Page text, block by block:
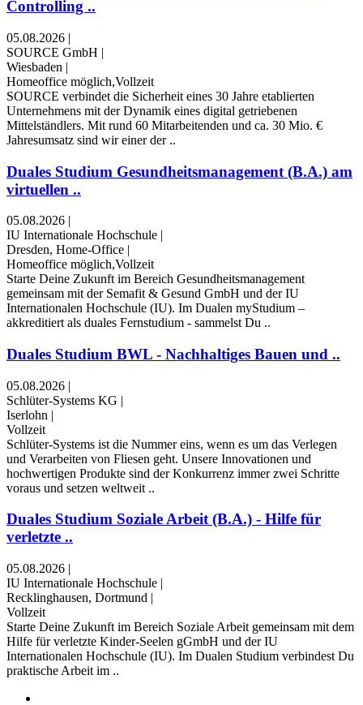
Controlling ..
05.08.2026 |
SOURCE GmbH |
Wiesbaden |
Homeoffice möglich,Vollzeit
SOURCE verbindet die Sicherheit eines 30 Jahre etablierten
Unternehmens mit der Dynamik eines digital getriebenen
Mittelständlers. Mit rund 60 Mitarbeitenden und ca. 30 Mio. €
Jahresumsatz sind wir einer der ..
Duales Studium Gesundheitsmanagement (B.A.) am
virtuellen ..
05.08.2026 |
IU Internationale Hochschule |
Dresden, Home-Office |
Homeoffice möglich,Vollzeit
Starte Deine Zukunft im Bereich Gesundheitsmanagement
gemeinsam mit der Semafit & Gesund GmbH und der IU
Internationalen Hochschule (IU). Im Dualen myStudium –
akkreditiert als duales Fernstudium - sammelst Du ..
Duales Studium BWL - Nachhaltiges Bauen und ..
05.08.2026 |
Schlüter-Systems KG |
Iserlohn |
Vollzeit
Schlüter-Systems ist die Nummer eins, wenn es um das Verlegen
und Verarbeiten von Fliesen geht. Unsere Innovationen und
hochwertigen Produkte sind der Konkurrenz immer zwei Schritte
voraus und setzen weltweit ..
Duales Studium Soziale Arbeit (B.A.) - Hilfe für
verletzte ..
05.08.2026 |
IU Internationale Hochschule |
Recklinghausen, Dortmund |
Vollzeit
Starte Deine Zukunft im Bereich Soziale Arbeit gemeinsam mit dem
Hilfe für verletzte Kinder-Seelen gGmbH und der IU
Internationalen Hochschule (IU). Im Dualen Studium verbindest Du
praktische Arbeit im ..